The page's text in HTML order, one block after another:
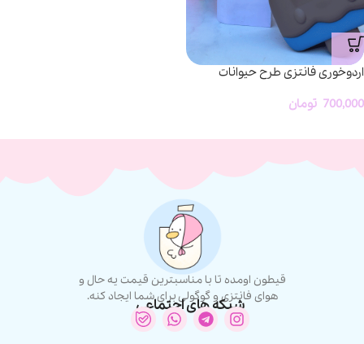
اردوخوری فانتزی طرح حیوانات
700,000 تومان
قیطون اومده تا با مناسبترین قیمت یه حال و
هوای فانتزی و گوگولی برای شما ایجاد کنه.
شبکه های اجتماعی